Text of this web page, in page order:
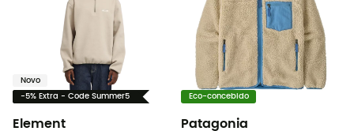
Novo
-5% Extra - Code Summer5
Element
Eco-concebido
Patagonia